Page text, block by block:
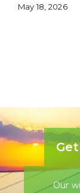
May 18, 2026
Our